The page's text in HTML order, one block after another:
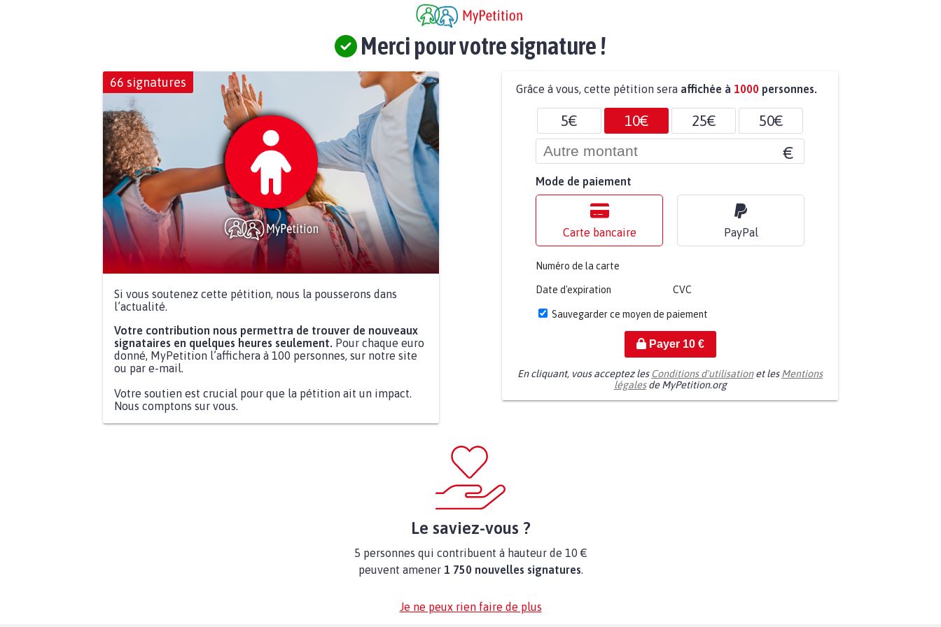
Merci pour votre signature !
66 signatures
Si vous soutenez cette pétition, nous la pousserons dans
l’actualité.
Votre contribution nous permettra de trouver de nouveaux
signataires en quelques heures seulement. Pour chaque euro
donné, MyPetition l’affichera à 100 personnes, sur notre site
ou par e-mail.
Votre soutien est crucial pour que la pétition ait un impact.
Nous comptons sur vous.
Grâce à vous, cette pétition sera affichée à 1000 personnes.
5€ 10€ 25€ 50€
€
Mode de paiement
Carte bancaire PayPal
Numéro de la carte
Date d'expiration CVC
Sauvegarder ce moyen de paiement
Payer 10€
En cliquant, vous acceptez les Conditions d'utilisationet lesMentions
légalesde MyPetition.org
Le saviez-vous ?
5 personnes qui contribuent à hauteur de 10 €
peuvent amener 1 750 nouvelles signatures.
Je ne peux rien faire de plus